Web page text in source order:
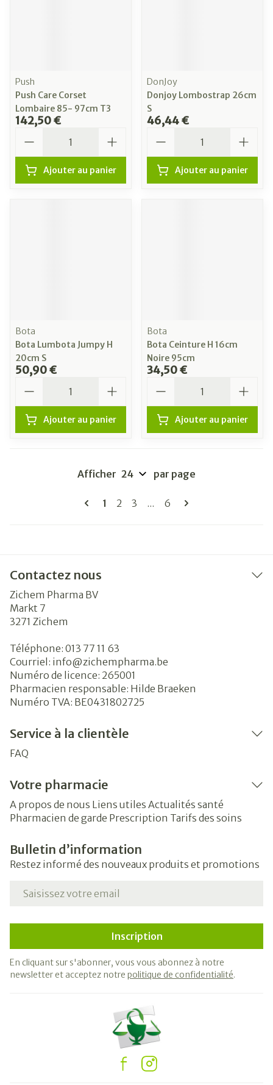
Push
Push Care Corset
Lombaire 85- 97cm T3
142,50 €
Ajouter au panier
DonJoy
Donjoy Lombostrap 26cm
S
46,44 €
Ajouter au panier
Bota
Bota Lumbota Jumpy H
20cm S
50,90 €
Ajouter au panier
Bota
Bota Ceinture H 16cm
Noire 95cm
34,50 €
Ajouter au panier
Pages
Vous lisez actuellement la page
1 Page
2 Page
3 ... Page
6
Afficher par page
Contactez nous
Zichem Pharma BV
Markt 7
3271 Zichem
Téléphone: 013 77 11 63
Courriel: info@zichempharma.be
Numéro de licence: 265001
Pharmacien responsable: Hilde Braeken
Numéro TVA: BE0431802725
Service à la clientèle
FAQ
Votre pharmacie
A propos de nous Liens utiles Actualités santé
Pharmacien de garde Prescription Tarifs des soins
Bulletin d’information
Restez informé des nouveaux produits et promotions
Adresse mail
Inscription
En cliquant sur s'abonner, vous vous abonnez à notre
newsletter et acceptez notre politique de confidentialité.